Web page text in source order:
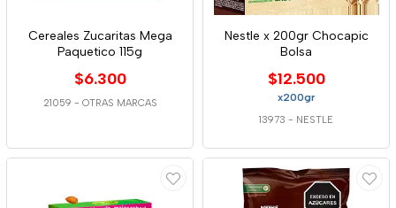
Cereales Zucaritas Mega
Paquetico 115g
$6.300
21059 - OTRAS MARCAS
Nestle x 200gr Chocapic
Bolsa
$12.500
x200gr
13973 - NESTLE